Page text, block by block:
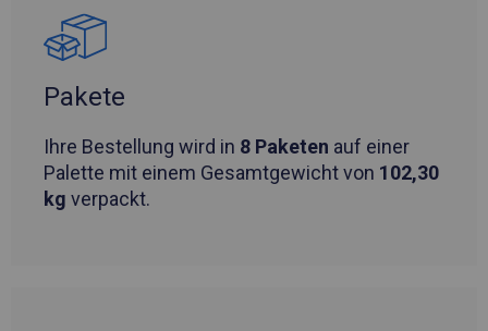
Pakete
Ihre Bestellung wird in 8 Paketen auf einer
Palette mit einem Gesamtgewicht von 102,30
kg verpackt.